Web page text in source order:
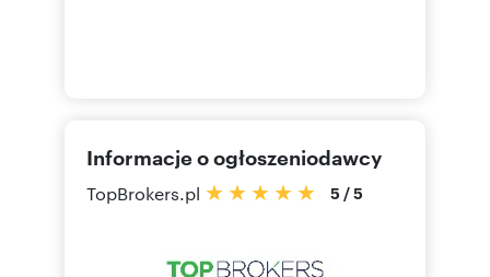
Informacje o ogłoszeniodawcy
TopBrokers.pl 5 /5